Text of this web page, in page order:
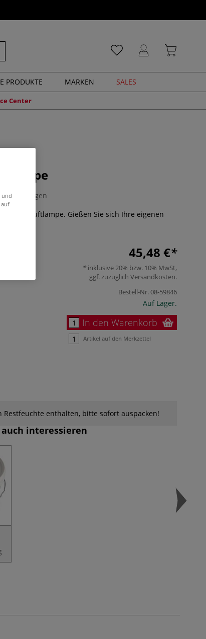
PRODUKTE MARKEN SALES
Center
Duftlampe. Gießen Sie sich Ihre eigenen
45,48 €
inklusive 20% bzw. 10% MwSt,
ggf. zuzüglich Versandkosten.
Bestell-Nr.08-59846
Auf Lager.
In den Warenkorb
Artikel auf den Merkzettel
Restfeuchte enthalten, bitte sofort auspacken!
interessieren
und
auf